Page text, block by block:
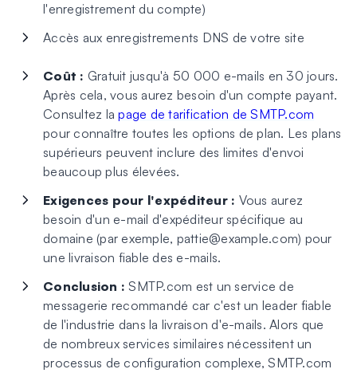
l'enregistrement du compte)
Accès aux enregistrements DNS de votre site
Coût : Gratuit jusqu'à 50 000 e-mails en 30 jours.
Après cela, vous aurez besoin d'un compte payant.
Consultez lapage de tarification de SMTP.com
pour connaître toutes les options de plan. Les plans
supérieurs peuvent inclure des limites d'envoi
beaucoup plus élevées.
Exigences pour l'expéditeur : Vous aurez
besoin d'un e-mail d'expéditeur spécifique au
domaine (par exemple, pattie@example.com) pour
une livraison fiable des e-mails.
Conclusion : SMTP.com est un service de
messagerie recommandé car c'est un leader fiable
de l'industrie dans la livraison d'e-mails. Alors que
de nombreux services similaires nécessitent un
processus de configuration complexe, SMTP.com